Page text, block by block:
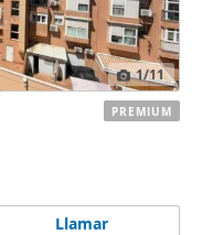
1/11
Llamar
PREMIUM